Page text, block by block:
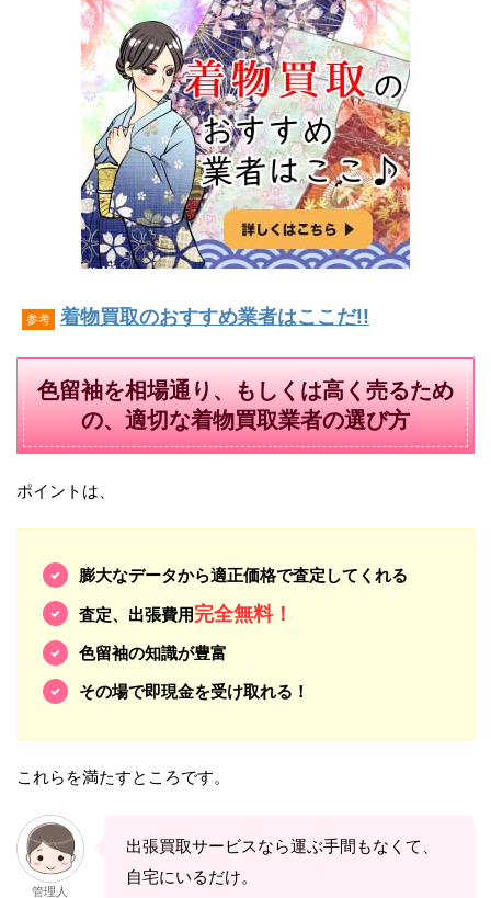
参考 着物買取のおすすめ業者はここだ!!
色留袖を相場通り、もしくは高く売るため
の、適切な着物買取業者の選び方
ポイントは、
膨大なデータから適正価格で査定してくれる
査定、出張費用完全無料！
色留袖の知識が豊富
その場で即現金を受け取れる！
これらを満たすところです。
管理人
出張買取サービスなら運ぶ手間もなくて、
自宅にいるだけ。